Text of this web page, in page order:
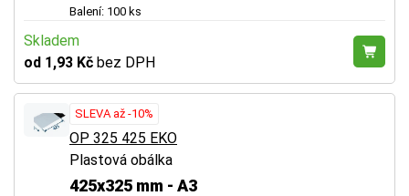
Balení: 100 ks
Skladem
od 1,93 Kč bez DPH
SLEVA až -10%
OP 325 425 EKO
Plastová obálka
425x325 mm - A3